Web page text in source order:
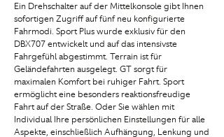
Ein Drehschalter auf der Mittelkonsole gibt Ihnen
sofortigen Zugriff auf fünf neu konfigurierte
Fahrmodi. Sport Plus wurde exklusiv für den
DBX707 entwickelt und auf das intensivste
Fahrgefühl abgestimmt. Terrain ist für
Geländefahrten ausgelegt. GT sorgt für
maximalen Komfort bei ruhiger Fahrt. Sport
ermöglicht eine besonders reaktionsfreudige
Fahrt auf der Straße. Oder Sie wählen mit
Individual Ihre persönlichen Einstellungen für alle
Aspekte, einschließlich Aufhängung, Lenkung und